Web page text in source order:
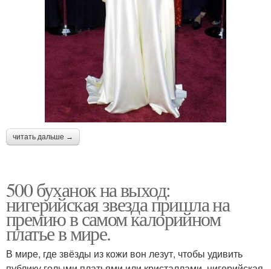
читать дальше →
500 буханок на выход:
нигерийская звезда пришла на
премию в самом калорийном
платье в мире.
В мире, где звёзды из кожи вон лезут, чтобы удивить